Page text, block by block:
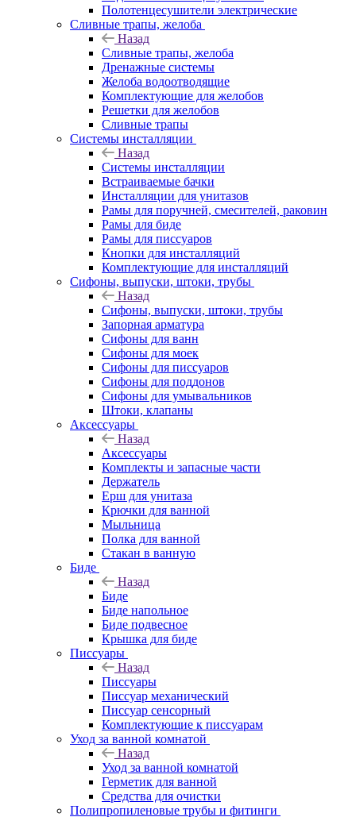
Полотенцесушители электрические
Сливные трапы, желоба
Назад
Сливные трапы, желоба
Дренажные системы
Желоба водоотводящие
Комплектующие для желобов
Решетки для желобов
Сливные трапы
Системы инсталляции
Назад
Системы инсталляции
Встраиваемые бачки
Инсталляции для унитазов
Рамы для поручней, смесителей, раковин
Рамы для биде
Рамы для писсуаров
Кнопки для инсталляций
Комплектующие для инсталляций
Сифоны, выпуски, штоки, трубы
Назад
Сифоны, выпуски, штоки, трубы
Запорная арматура
Сифоны для ванн
Сифоны для моек
Сифоны для писсуаров
Сифоны для поддонов
Сифоны для умывальников
Штоки, клапаны
Аксессуары
Назад
Аксессуары
Комплекты и запасные части
Держатель
Ерш для унитаза
Крючки для ванной
Мыльница
Полка для ванной
Стакан в ванную
Биде
Назад
Биде
Биде напольное
Биде подвесное
Крышка для биде
Писсуары
Назад
Писсуары
Писсуар механический
Писсуар сенсорный
Комплектующие к писсуарам
Уход за ванной комнатой
Назад
Уход за ванной комнатой
Герметик для ванной
Средства для очистки
Полипропиленовые трубы и фитинги